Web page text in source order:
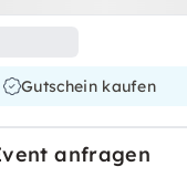
Gutschein kaufen
anfragen